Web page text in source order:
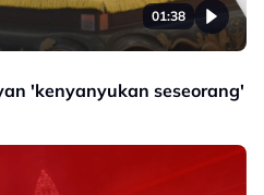
01:38
'kenyanyukan seseorang'